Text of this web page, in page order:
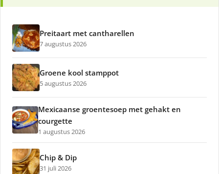
Preitaart met cantharellen
7 augustus 2026
Groene kool stamppot
5 augustus 2026
Mexicaanse groentesoep met gehakt en
courgette
1 augustus 2026
Chip & Dip
31 juli 2026